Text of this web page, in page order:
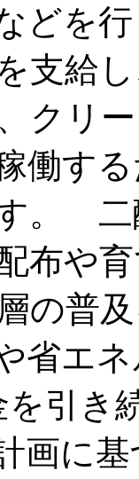
どを
支給
クリ
働す
。 二
布や
の普
省エ
を引き
画に